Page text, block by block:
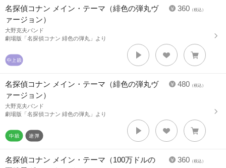
360 （税込）
名探偵コナン メイン・テーマ（緋色の弾丸ヴ
ァージョン）
大野克夫バンド
劇場版「名探偵コナン 緋色の弾丸」より
480 （税込）
名探偵コナン メイン・テーマ（緋色の弾丸ヴ
ァージョン）
大野克夫バンド
劇場版「名探偵コナン 緋色の弾丸」より
360 （税込）
名探偵コナン メイン・テーマ（100万ドルの